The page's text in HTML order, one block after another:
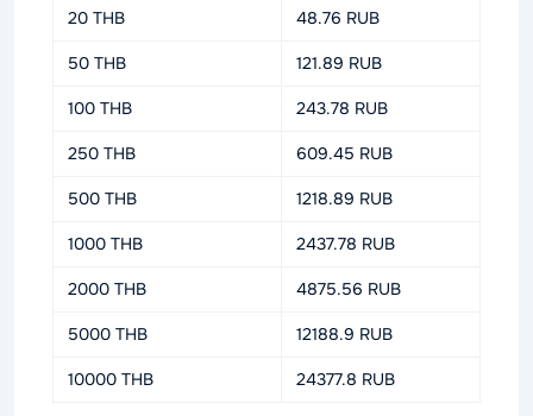
20 THB 48.76 RUB
50 THB 121.89 RUB
100 THB 243.78 RUB
250 THB 609.45 RUB
500 THB 1218.89 RUB
1000 THB 2437.78 RUB
2000 THB 4875.56 RUB
5000 THB 12188.9 RUB
10000 THB 24377.8 RUB